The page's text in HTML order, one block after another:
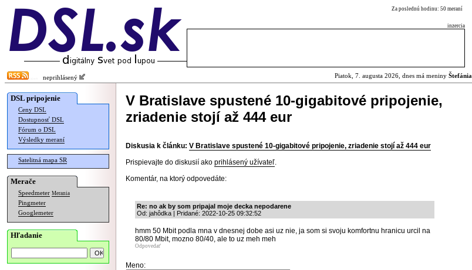
Za poslednú hodinu: 50 meraní
inzercia
neprihlásený Piatok, 7. augusta 2026, dnes má meniny Štefánia
DSL pripojenie
Ceny DSL
Dostupnosť DSL
Fórum o DSL
Výsledky meraní
Satelitná mapa SR
Merače
Speedmeter Merania
Pingmeter
Googlemeter
Hľadanie
V Bratislave spustené 10-gigabitové pripojenie,
zriadenie stojí až 444 eur
Diskusia k článku: V Bratislave spustené 10-gigabitové pripojenie, zriadenie stojí až 444 eur
Prispievajte do diskusií ako prihlásený užívateľ.
Komentár, na ktorý odpovedáte:
Re: no ak by som pripajal moje decka nepodarene
Od: jahôdka | Pridané: 2022-10-25 09:32:52
hmm 50 Mbit podla mna v dnesnej dobe asi uz nie, ja som si svoju komfortnu hranicu urcil na
80/80 Mbit, mozno 80/40, ale to uz meh meh
Odpovedať
Meno: